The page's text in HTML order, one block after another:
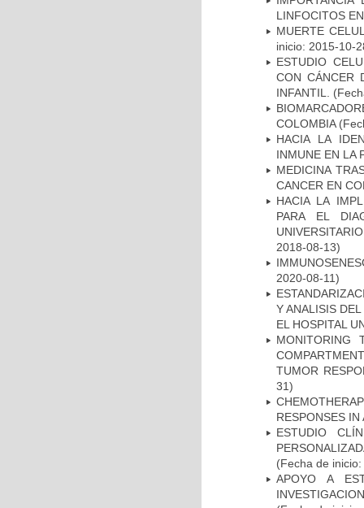
LINFOCITOS
MUERTE
inicio: 2015-10-
ESTUDIO
CON CÁNCER
INFANTIL.
COLOMBIA
HACIA LA
INMUNE EN LA
MEDICINA
CANCER EN
HACIA LA
PARA EL
2018-08-13)
2020-08-11)
Y ANALISIS
EL HOSPITAL
MONITORING
TUMOR
31)
RESPONSES IN
ESTUDIO
(Fecha de
APOYO A